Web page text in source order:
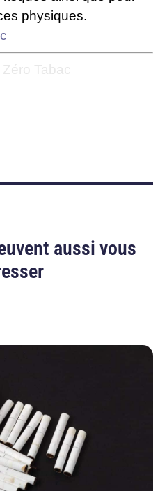
physiques.
aussi vous